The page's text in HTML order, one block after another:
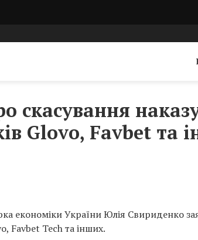
скасування
Glovo, Favbet та
економіки України Юлія Свириденко
Favbet Tech та інших.